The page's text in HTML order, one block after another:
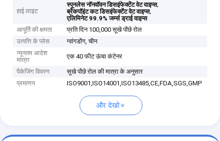
हाई लाइट
स्पूनलेस नॉनवॉवन डिसइंफेक्टेंट वेट वाइप्स,
ब्रेकपॉइंट कट डिसइंफेक्टेंट वेट वाइप्स,
एलिमिनेट 99.9% जर्म्स ड्राई वाइप्स
आपूर्ति की क्षमता
प्रति दिन 100,000 सूखे पोंछे रोल
उत्पत्ति के प्लेस
ग्वांगडोंग, चीन
न्यूनतम आदेश
मात्रा
एक 40 फीट ऊंचा कंटेनर
पैकेजिंग विवरण
सूखे पोंछे रोल की मात्रा के अनुसार
प्रमाणन
ISO9001,ISO14001,ISO13485,CE,FDA,SGS,GMP
और देखो